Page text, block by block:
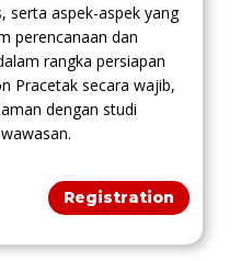
serta aspek-aspek yang
perencanaan dan
rangka persiapan
Pracetak secara wajib,
dengan studi
Registration